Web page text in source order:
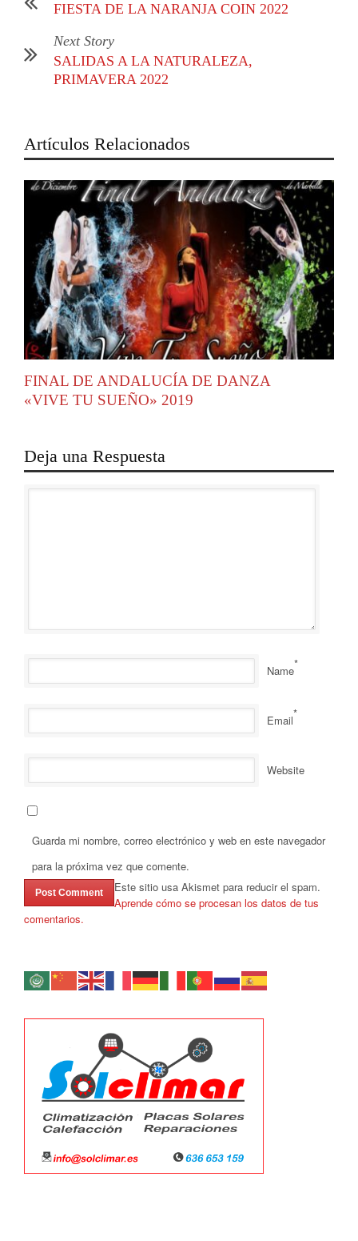
FIESTA DE LA NARANJA COIN 2022
Next Story
SALIDAS A LA NATURALEZA,
PRIMAVERA 2022
Artículos Relacionados
FINAL DE ANDALUCÍA DE DANZA
«VIVE TU SUEÑO» 2019
Deja una Respuesta
Name*
Email*
Website
Guarda mi nombre, correo electrónico y web en este navegador
para la próxima vez que comente.
Este sitio usa Akismet para reducir el spam.
Aprende cómo se procesan los datos de tus
comentarios.